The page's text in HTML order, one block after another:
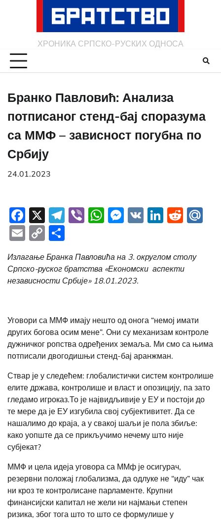
ХРОНИКА СРПСКО-РУСКИХ ОДНОСА
Бранко Павловић: Анализа
потписаног стенд-бај споразума
са ММФ – зависност погубна по
Србију
24.01.2023
Facebook
X Telegram
ViberWhatsApp
Messenger
VK
Email
Copy
Link
Излагање Бранка Павловића на 3. округлом столу
Српско-руског братства «Економски аспекти
независности Србије» 18.01.2023.
Уговори са ММФ имају нешто од онога “немој имати
других богова осим мене”. Они су механизам контроле
дужничког ропства одређених земаља. Ми смо са њима
потписали двогодишњи стенд-бај аранжман.
Ствар је у следећем: глобалистички систем контролише
елите држава, контролише и власт и опозицију, па зато
гледамо игроказ.То је највидљивије у ЕУ и постоји до
те мере да је ЕУ изгубила свој субјективитет. Да се
нашалимо до краја, а у свакој шаљи је пола збиље:
како уопште да се прикључимо нечему што није
субјекат?
ММФ и цела идеја уговора са ММф је осигурач,
резервни положај глобализма, да одлуке не “иду” чак
ни кроз те контролисане парламенте. Крупни
финансијски капитал не жели ни најмањи степен
ризика, због тога што то што се формулише у